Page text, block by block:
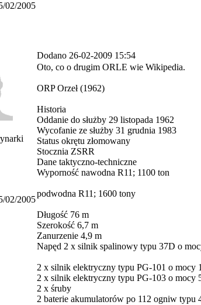
02/2005
Dodano 26-02-2009 15:54
02/2005
Oto, co o drugim ORLE wie Wikipedia.
ORP Orzeł (1962)
Historia
Oddanie do służby 29 listopada 1962
Wycofanie ze służby 31 grudnia 1983
Status okrętu złomowany
Stocznia ZSRR
Dane taktyczno-techniczne
Wyporność nawodna R11; 1100 ton
podwodna R11; 1600 tony
Długość 76 m
Szerokość 6,7 m
Zanurzenie 4,9 m
Napęd 2 x silnik spalinowy typu 37D o
2 x silnik elektryczny typu PG-101 o mocy
2 x silnik elektryczny typu PG-103 o mocy
2 x śruby
2 baterie akumulatorów po 112 ogniw typu